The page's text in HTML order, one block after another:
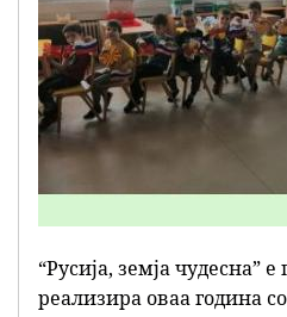
“Русија, земја чудесна” е
реализира оваа година